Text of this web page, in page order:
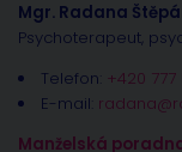
Mgr. Radana
Psychoterapeut,
Telefon: +420
E-mail:
Manželská poradna